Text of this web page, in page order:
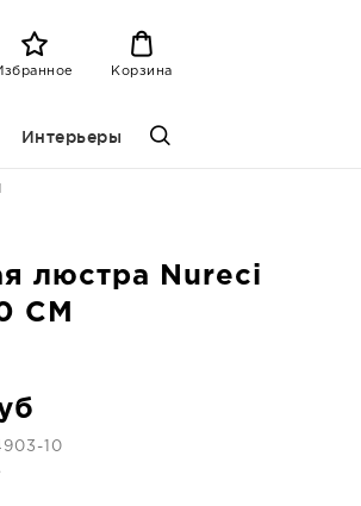
Корзина
Интерьеры
люстра Nureci
CM
10